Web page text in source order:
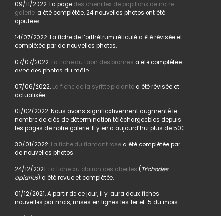
09/11/2022. La page des chenilles de papillons de notre
galerie a été complétée. 24 nouvelles photos ont été
ajoutées.
14/07/2022. La fiche de l’orthétrum réticulé a été révisée et
complétée par de nouvelles photos.
07/07/2022. La fiche du taon des bromes a été complétée
avec des photos du mâle.
07/06/2022. La fiche de la syritte piolantea été révisée et
actualisée.
01/02/2022. Nous avons significativement augmenté le
nombre de clés de détermination téléchargeables depuis
les pages de notre galerie. Il y en a aujourd’hui plus de 500.
30/01/2022. La fiche du flamant rosea été complétée par
de nouvelles photos.
24/12/2021. La fiche du clairon des abeilles ( Trichodes
apiarius) a été revue et complétée.
01/12/2021. A partir de ce jour, il y aura deux fiches
nouvelles par mois, mises en lignes les 1er et 15 du mois.